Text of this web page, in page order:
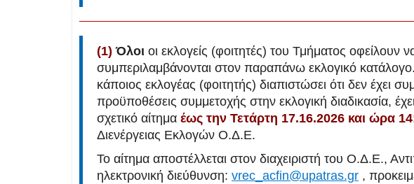
(1) Όλοι οι εκλογείς (φοιτητές) του Τμήματος οφείλουν
συμπεριλαμβάνονται στον παραπάνω εκλογικό
κάποιος εκλογέας (φοιτητής) διαπιστώσει ότι δεν έχει
προϋποθέσεις συμμετοχής στην εκλογική διαδικασία,
σχετικό αίτημα έως την Τετάρτη 17.16.2026 και ώρα
Διενέργειας Εκλογών Ο.Δ.Ε.
Το αίτημα αποστέλλεται στον διαχειριστή του Ο.Δ.Ε.,
ηλεκτρονική διεύθυνση: vrec_acfin@upatras.gr ,